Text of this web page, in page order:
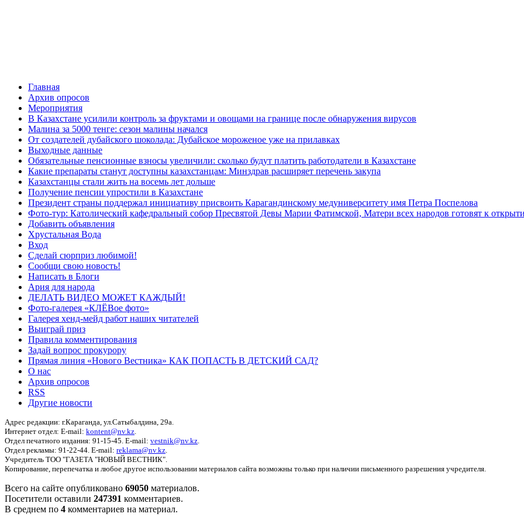
Главная
Архив опросов
Мероприятия
В Казахстане усилили контроль за фруктами и овощами на границе после обнаружения вирусов
Малина за 5000 тенге: сезон малины начался
От создателей дубайского шоколада: Дубайское мороженое уже на прилавках
Выходные данные
Обязательные пенсионные взносы увеличили: сколько будут платить работодатели в Казахстане
Какие препараты станут доступны казахстанцам: Минздрав расширяет перечень закупа
Казахстанцы стали жить на восемь лет дольше
Получение пенсии упростили в Казахстане
Президент страны поддержал инициативу присвоить Карагандинскому медуниверситету имя Петра Поспелова
Фото-тур: Католический кафедральный собор Пресвятой Девы Марии Фатимской, Матери всех народов готовят к
Добавить объявления
Хрустальная Вода
Вход
Сделай сюрприз любимой!
Сообщи свою новость!
Написать в Блоги
Ария для народа
ДЕЛАТЬ ВИДЕО МОЖЕТ КАЖДЫЙ!
Фото-галерея «КЛЁВое фото»
Галерея хенд-мейд работ наших читателей
Выиграй приз
Правила комментирования
Задай вопрос прокурору
Прямая линия «Нового Вестника» КАК ПОПАСТЬ В ДЕТСКИЙ САД?
О нас
Архив опросов
RSS
Другие новости
Адрес редакции: г.Караганда, ул.Сатыбалдина, 29а.
Интернет отдел: E-mail: kontent@nv.kz
Отдел печатного издания: 91-15-45. E-mail: vestnik@nv.kz
Отдел рекламы: 91-22-44. E-mail: reklama@nv.kz
Учредитель ТОО "ГАЗЕТА "НОВЫЙ ВЕСТНИК".
Копирование, перепечатка и любое другое использовании материалов сайта возможны только при наличии письменного разрешения учредителя.
Всего на сайте опубликовано 69050 материалов.
Посетители оставили 247391 комментариев.
В среднем по 4 комментариев на материал.